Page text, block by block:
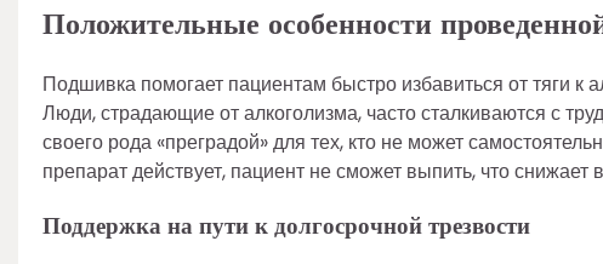
Положительные особенности
Подшивка помогает пациентам быстро избавиться от тяги
Люди, страдающие от алкоголизма, часто сталкиваются с
своего рода «преградой» для тех, кто не может
препарат действует, пациент не сможет выпить, что снижает
Поддержка на пути к долгосрочной трезвости